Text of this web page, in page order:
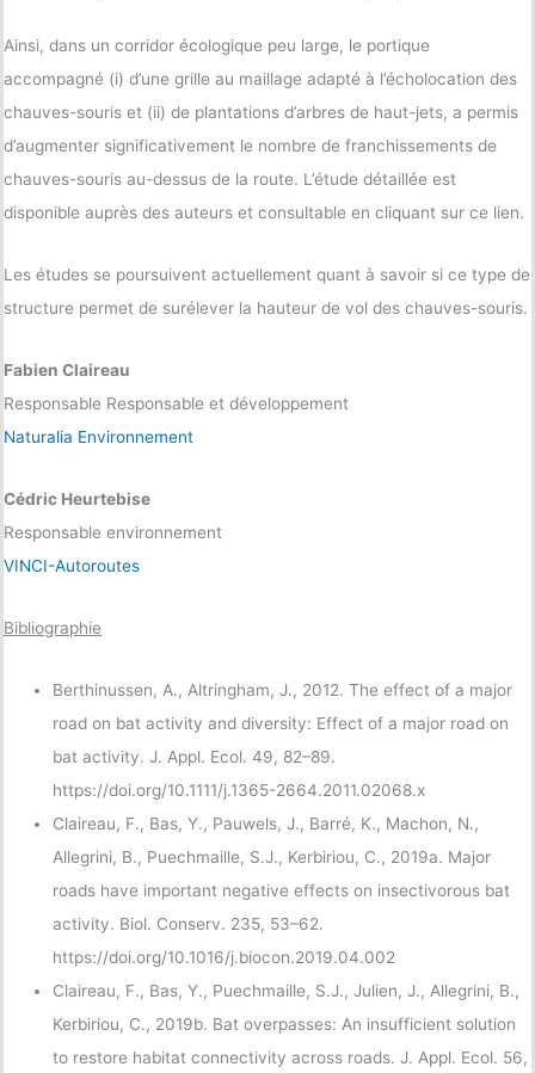
Ainsi, dans un corridor écologique peu large, le portique
accompagné (i) d’une grille au maillage adapté à l’écholocation des
chauves-souris et (ii) de plantations d’arbres de haut-jets, a permis
d’augmenter significativement le nombre de franchissements de
chauves-souris au-dessus de la route. L’étude détaillée est
disponible auprès des auteurs et consultable en cliquant sur ce lien.
Les études se poursuivent actuellement quant à savoir si ce type de
structure permet de surélever la hauteur de vol des chauves-souris.
Fabien Claireau
Responsable Responsable et développement
Naturalia Environnement
Cédric Heurtebise
Responsable environnement
VINCI-Autoroutes
Bibliographie
Berthinussen, A., Altringham, J., 2012. The effect of a major
road on bat activity and diversity: Effect of a major road on
bat activity. J. Appl. Ecol. 49, 82–89.
https://doi.org/10.1111/j.1365-2664.2011.02068.x
Claireau, F., Bas, Y., Pauwels, J., Barré, K., Machon, N.,
Allegrini, B., Puechmaille, S.J., Kerbiriou, C., 2019a. Major
roads have important negative effects on insectivorous bat
activity. Biol. Conserv. 235, 53–62.
https://doi.org/10.1016/j.biocon.2019.04.002
Claireau, F., Bas, Y., Puechmaille, S.J., Julien, J., Allegrini, B.,
Kerbiriou, C., 2019b. Bat overpasses: An insufficient solution
to restore habitat connectivity across roads. J. Appl. Ecol. 56,